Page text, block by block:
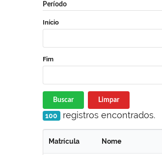
Período
Início
Fim
Buscar Limpar
100 registros encontrados.
Matrícula Nome